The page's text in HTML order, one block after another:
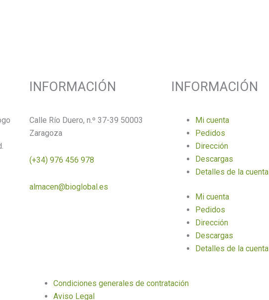
INFORMACIÓN
Calle Río Duero, n.º 37-39 50003
Zaragoza
(+34) 976 456 978
almacen@bioglobal.es
INFORMACIÓN
Mi cuenta
Pedidos
Dirección
Descargas
Detalles de la cuenta
Mi cuenta
Pedidos
Dirección
Descargas
Detalles de la cuenta
Condiciones generales de contratación
Aviso Legal